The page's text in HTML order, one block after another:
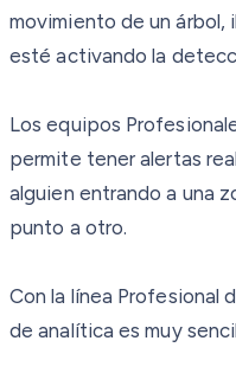
movimiento de un árbol,
esté activando la
Los equipos
permite tener alertas
alguien entrando a una
punto a otro.
Con la línea Profesional
de analítica es muy